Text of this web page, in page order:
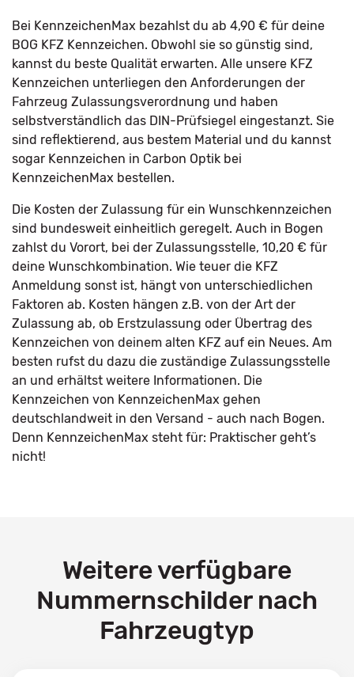
Bei KennzeichenMax bezahlst du ab 4,90 € für deine
BOG KFZ Kennzeichen. Obwohl sie so günstig sind,
kannst du beste Qualität erwarten. Alle unsere KFZ
Kennzeichen unterliegen den Anforderungen der
Fahrzeug Zulassungsverordnung und haben
selbstverständlich das DIN-Prüfsiegel eingestanzt. Sie
sind reflektierend, aus bestem Material und du kannst
sogar Kennzeichen in Carbon Optik bei
KennzeichenMax bestellen.
Die Kosten der Zulassung für ein Wunschkennzeichen
sind bundesweit einheitlich geregelt. Auch in Bogen
zahlst du Vorort, bei der Zulassungsstelle, 10,20 € für
deine Wunschkombination. Wie teuer die KFZ
Anmeldung sonst ist, hängt von unterschiedlichen
Faktoren ab. Kosten hängen z.B. von der Art der
Zulassung ab, ob Erstzulassung oder Übertrag des
Kennzeichen von deinem alten KFZ auf ein Neues. Am
besten rufst du dazu die zuständige Zulassungsstelle
an und erhältst weitere Informationen. Die
Kennzeichen von KennzeichenMax gehen
deutschlandweit in den Versand - auch nach Bogen.
Denn KennzeichenMax steht für: Praktischer geht’s
nicht!
Weitere verfügbare
Nummernschilder nach
Fahrzeugtyp